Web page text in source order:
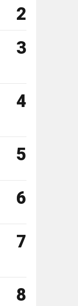
2
3
4
5
6
7
8